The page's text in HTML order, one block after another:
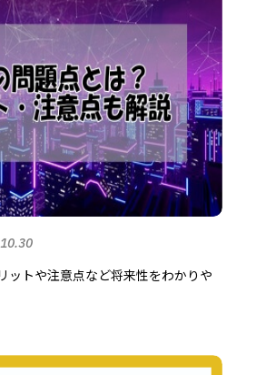
ットや注意点など将来性をわかりや